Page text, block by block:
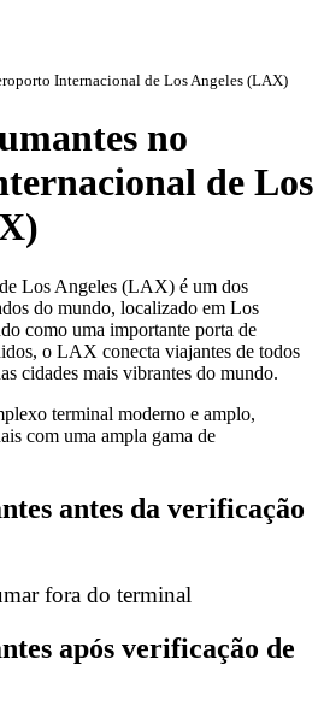
Internacional de Los Angeles (LAX)
no
de Los
Los Angeles (LAX) é um dos
do mundo, localizado em Los
como uma importante porta de
o LAX conecta viajantes de todos
cidades mais vibrantes do mundo.
terminal moderno e amplo,
com uma ampla gama de
antes da verificação
fora do terminal
após verificação de